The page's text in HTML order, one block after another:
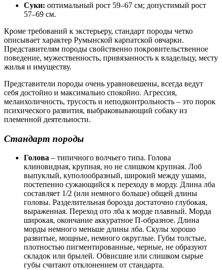
Суки: оптимальный рост 59–67 см; допустимый рост
57–69 см.
Кроме требований к экстерьеру, стандарт породы четко
описывает характер Румынской карпатской овчарки.
Представителям породы свойственно покровительственное
поведение, мужественность, привязанность к владельцу, месту
жилья и имуществу.
Представители породы очень уравновешены, всегда ведут
себя достойно и максимально спокойно. Агрессия,
меланхоличность, трусость и неподконтрольность – это порок
психического развития, выбраковывающий собаку из
племенной деятельности.
Стандарт породы
Голова – типичного волчьего типа. Голова
клиновидная, крупная, но не слишком крупная. Лоб
выпуклый, куполообразный, широкий между ушами,
постепенно сужающийся к переходу в морду. Длина лба
составляет 1/2 (или немного больше) общей длины
головы. Разделительная борозда достаточно глубокая,
выраженная. Переход ото лба к морде плавный. Морда
широкая, окончание аккуратное П-образное. Длина
морды немного меньше длины лба. Скулы хорошо
развитые, мощные, немного округлые. Губы толстые,
плотностью пигментированные, черные, не образуют
складок или брылей. Обвисшие или слишком сырые
губы считают отклонением от стандарта.